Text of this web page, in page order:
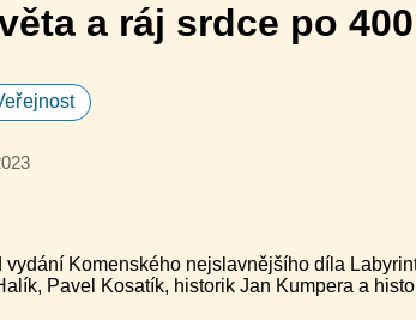
a ráj srdce po
Komenského nejslavnějšího díla
Pavel Kosatík, historik Jan Kumpera a